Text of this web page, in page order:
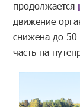
продолжается
движение
снижена до
часть на